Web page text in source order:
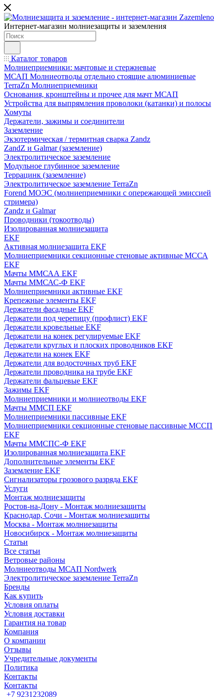
Интернет-магазин молниезащиты и заземления
Каталог товаров
Молниеприемники: мачтовые и стержневые
МСАП Молниеотводы отдельно стоящие алюминиевые
TerraZn Молниеприемники
Основания, кронштейны и прочее для мачт МСАП
Устройства для выпрямления проволоки (катанки) и полосы
Хомуты
Держатели, зажимы и соединители
Заземление
Экзотермическая / термитная сварка Zandz
ZandZ и Galmar (заземление)
Электролитическое заземление
Модульное глубинное заземление
Террацинк (заземление)
Электролитическое заземление TerraZn
Forend МОЭС (молниеприемники с опережающей эмиссией
стримера)
Zandz и Galmar
Проводники (токоотводы)
Изолированная молниезащита
EKF
Активная молниезащита EKF
Молниеприемники секционные стеновые активные МССА
EKF
Мачты ММСАА EKF
Мачты ММСАС-Ф EKF
Молниеприемники активные EKF
Крепежные элементы EKF
Держатели фасадные EKF
Держатели под черепицу (профлист) EKF
Держатели кровельные EKF
Держатели на конек регулируемые EKF
Держатели круглых и плоских проводников EKF
Держатели на конек EKF
Держатели для водосточных труб EKF
Держатели проводника на трубе EKF
Держатели фальцевые EKF
Зажимы EKF
Молниеприемники и молниеотводы EKF
Мачты ММСП EKF
Молниеприемники пассивные EKF
Молниеприемники секционные стеновые пассивные МССП
EKF
Мачты ММСПС-Ф EKF
Изолированная молниезащита EKF
Дополнительные элементы EKF
Заземление EKF
Сигнализаторы грозового разряда EKF
Услуги
Монтаж молниезащиты
Ростов-на-Дону - Монтаж молниезащиты
Краснодар, Сочи - Монтаж молниезащиты
Москва - Монтаж молниезащиты
Новосибирск - Монтаж молниезащиты
Статьи
Все статьи
Ветровые районы
Молниеотводы МСАП Nordwerk
Электролитическое заземление TerraZn
Бренды
Как купить
Условия оплаты
Условия доставки
Гарантия на товар
Компания
О компании
Отзывы
Учредительные документы
Политика
Контакты
Контакты
+7 9231232089